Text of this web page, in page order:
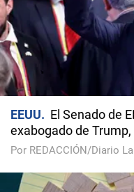
EEUU
El Senado de
exabogado de
Por REDACCIÓN/Diario